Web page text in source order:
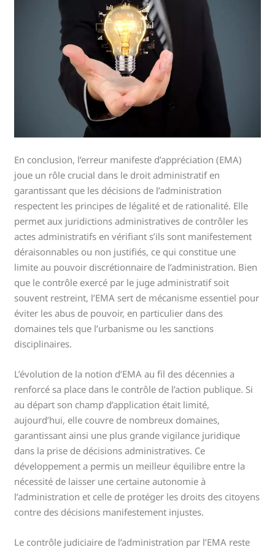
En conclusion, l’erreur manifeste d’appréciation (EMA)
joue un rôle crucial dans le droit administratif en
garantissant que les décisions de l’administration
respectent les principes de légalité et de rationalité. Elle
permet aux juridictions administratives de contrôler les
actes administratifs en vérifiant s’ils sont manifestement
déraisonnables ou non justifiés, ce qui constitue une
limite au pouvoir discrétionnaire de l’administration. Bien
que le contrôle exercé par le juge administratif soit
souvent restreint, l’EMA sert de mécanisme essentiel pour
éviter les abus de pouvoir, en particulier dans des
domaines tels que l’urbanisme ou les sanctions
disciplinaires.
L’évolution de la notion d’EMA au fil des décennies a
renforcé sa place dans le contrôle de l’action publique. Si
au départ son champ d’application était limité,
aujourd’hui, elle couvre de nombreux domaines,
garantissant ainsi une plus grande vigilance juridique
dans la prise de décisions administratives. Ce
développement a permis un meilleur équilibre entre la
nécessité de laisser une certaine autonomie à
l’administration et celle de protéger les droits des citoyens
contre des décisions manifestement injustes.
Le contrôle judiciaire de l’administration par l’EMA reste